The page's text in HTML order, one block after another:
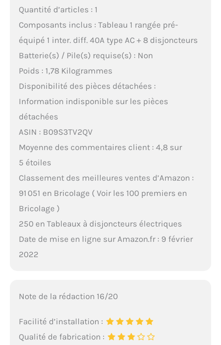
Quantité d’articles : 1
Composants inclus : Tableau 1 rangée pré-
équipé 1 inter. diff. 40A type AC + 8 disjoncteurs
Batterie(s) / Pile(s) requise(s) : Non
Poids : 1,78 Kilogrammes
Disponibilité des pièces détachées :
Information indisponible sur les pièces
détachées
ASIN : B09S3TV2QV
Moyenne des commentaires client : 4,8 sur
5 étoiles
Classement des meilleures ventes d’Amazon :
91 051 en Bricolage ( Voir les 100 premiers en
Bricolage )
250 en Tableaux à disjoncteurs électriques
Date de mise en ligne sur Amazon.fr : 9 février
2022
Note de la rédaction 16/20
Facilité d’installation :
Qualité de fabrication :